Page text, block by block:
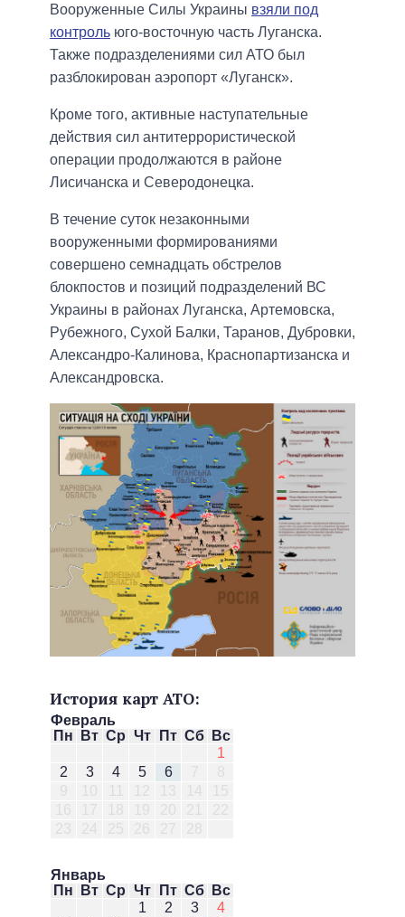
Вооруженные Силы Украины взяли под
контроль юго-восточную часть Луганска.
Также подразделениями сил АТО был
разблокирован аэропорт «Луганск».
Кроме того, активные наступательные
действия сил антитеррористической
операции продолжаются в районе
Лисичанска и Северодонецка.
В течение суток незаконными
вооруженными формированиями
совершено семнадцать обстрелов
блокпостов и позиций подразделений ВС
Украины в районах Луганска, Артемовска,
Рубежного, Сухой Балки, Таранов, Дубровки,
Александро-Калинова, Краснопартизанска и
Александровска.
История карт АТО:
Февраль
Пн
Вт Ср Чт Пт Сб
Вс
1
2
3 4 5 6
Январь
Пн
Вт Ср Чт Пт Сб
Вс
1
2 3
4